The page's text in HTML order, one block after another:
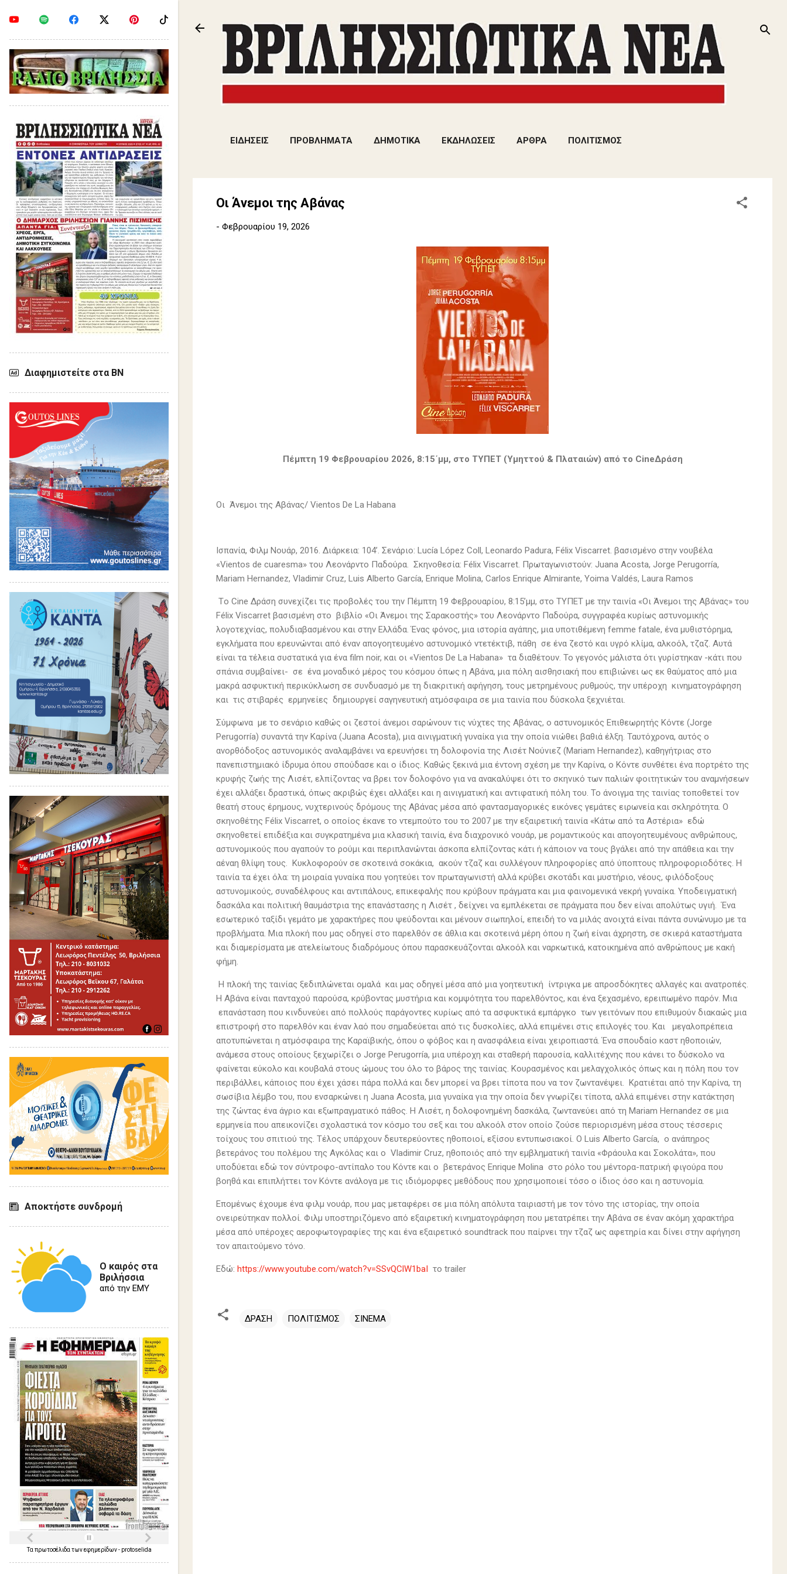
ΕΙΔΗΣΕΙΣ ΠΡΟΒΛΗΜΑΤΑ ΔΗΜΟΤΙΚΑ ΕΚΔΗΛΩΣΕΙΣ ΑΡΘΡΑ ΠΟΛΙΤΙΣΜΟΣ
Οι Άνεμοι της Αβάνας
- Φεβρουαρίου 19, 2026
Πέμπτη 19 Φεβρουαρίου 2026, 8:15΄μμ, στο ΤΥΠΕΤ (Υμηττού & Πλαταιών) από το CineΔράση
Οι Άνεμοι της Αβάνας/ Vientos De La Habana
Ισπανία, Φιλμ Νουάρ, 2016. Διάρκεια: 104’. Σενάριο: Lucía López Coll, Leonardo Padura, Félix Viscarret. βασισμένο στην νουβέλα
«Vientos de cuaresma» του Λεονάρντο Παδούρα. Σκηνοθεσία: Félix Viscarret. Πρωταγωνιστούν: Juana Acosta, Jorge Perugorría,
Mariam Hernandez, Vladimir Cruz, Luis Alberto García, Enrique Molina, Carlos Enrique Almirante, Yoima Valdés, Laura Ramos
Τo Cine Δράση συνεχίζει τις προβολές του την Πέμπτη 19 Φεβρουαρίου, 8:15’μμ, στο ΤΥΠΕΤ με την ταινία «Οι Άνεμοι της Αβάνας» του
Félix Viscarret βασισμένη στο βιβλίο «Οι Άνεμοι της Σαρακοστής» του Λεονάρντο Παδούρα, συγγραφέα κυρίως αστυνομικής
λογοτεχνίας, πολυδιαβασμένου και στην Ελλάδα. Ένας φόνος, μια ιστορία αγάπης, μια υποτιθέμενη femme fatale, ένα μυθιστόρημα,
εγκλήματα που ερευνώνται από έναν απογοητευμένο αστυνομικό ντετέκτιβ, πάθη σε ένα ζεστό και υγρό κλίμα, αλκοόλ, τζαζ. Αυτά
είναι τα τέλεια συστατικά για ένα film noir, και οι «Vientos De La Habana» τα διαθέτουν. Το γεγονός μάλιστα ότι γυρίστηκαν -κάτι που
σπάνια συμβαίνει- σε ένα μοναδικό μέρος του κόσμου όπως η Αβάνα, μια πόλη αισθησιακή που επιβιώνει ως εκ θαύματος από μια
μακρά ασφυκτική περικύκλωση σε συνδυασμό με τη διακριτική αφήγηση, τους μετρημένους ρυθμούς, την υπέροχη κινηματογράφηση
και τις στιβαρές ερμηνείες δημιουργεί σαγηνευτική ατμόσφαιρα σε μια ταινία που δύσκολα ξεχνιέται.
Σύμφωνα με το σενάριο καθώς οι ζεστοί άνεμοι σαρώνουν τις νύχτες της Αβάνας, ο αστυνομικός Επιθεωρητής Κόντε (Jorge
Perugorría) συναντά την Καρίνα (Juana Acosta), μια αινιγματική γυναίκα για την οποία νιώθει βαθιά έλξη. Ταυτόχρονα, αυτός ο
ανορθόδοξος αστυνομικός αναλαμβάνει να ερευνήσει τη δολοφονία της Λισέτ Νούνιεζ (Mariam Hernandez), καθηγήτριας στο
πανεπιστημιακό ίδρυμα όπου σπούδασε και ο ίδιος. Καθώς ξεκινά μια έντονη σχέση με την Καρίνα, ο Κόντε συνθέτει ένα πορτρέτο της
κρυφής ζωής της Λισέτ, ελπίζοντας να βρει τον δολοφόνο για να ανακαλύψει ότι το σκηνικό των παλιών φοιτητικών του αναμνήσεων
έχει αλλάξει δραστικά, όπως ακριβώς έχει αλλάξει και η αινιγματική και αντιφατική πόλη του. Το άνοιγμα της ταινίας τοποθετεί τον
θεατή στους έρημους, νυχτερινούς δρόμους της Αβάνας μέσα από φαντασμαγορικές εικόνες γεμάτες ειρωνεία και σκληρότητα. Ο
σκηνοθέτης Félix Viscarret, ο οποίος έκανε το ντεμπούτο του το 2007 με την εξαιρετική ταινία «Κάτω από τα Αστέρια» εδώ
σκηνοθετεί επιδέξια και συγκρατημένα μια κλασική ταινία, ένα διαχρονικό νουάρ, με ρομαντικούς και απογοητευμένους ανθρώπους,
αστυνομικούς που αγαπούν το ρούμι και περιπλανώνται άσκοπα ελπίζοντας κάτι ή κάποιον να τους βγάλει από την απάθεια και την
αέναη θλίψη τους. Κυκλοφορούν σε σκοτεινά σοκάκια, ακούν τζαζ και συλλέγουν πληροφορίες από ύποπτους πληροφοριοδότες. Η
ταινία τα έχει όλα: τη μοιραία γυναίκα που γοητεύει τον πρωταγωνιστή αλλά κρύβει σκοτάδι και μυστήριο, νέους, φιλόδοξους
αστυνομικούς, συναδέλφους και αντιπάλους, επικεφαλής που κρύβουν πράγματα και μια φαινομενικά νεκρή γυναίκα. Υποδειγματική
δασκάλα και πολιτική θαυμάστρια της επανάστασης η Λισέτ , δείχνει να εμπλέκεται σε πράγματα που δεν είναι απολύτως υγιή. Ένα
εσωτερικό ταξίδι γεμάτο με χαρακτήρες που ψεύδονται και μένουν σιωπηλοί, επειδή το να μιλάς ανοιχτά είναι πάντα συνώνυμο με τα
προβλήματα. Μια πλοκή που μας οδηγεί στο παρελθόν σε άθλια και σκοτεινά μέρη όπου η ζωή είναι άχρηστη, σε σκιερά καταστήματα
και διαμερίσματα με ατελείωτους διαδρόμους όπου παρασκευάζονται αλκοόλ και ναρκωτικά, κατοικημένα από ανθρώπους με κακή
φήμη.
Η πλοκή της ταινίας ξεδιπλώνεται ομαλά και μας οδηγεί μέσα από μια γοητευτική ίντριγκα με απροσδόκητες αλλαγές και ανατροπές.
Η Αβάνα είναι πανταχού παρούσα, κρύβοντας μυστήρια και κομψότητα του παρελθόντος, και ένα ξεχασμένο, ερειπωμένο παρόν. Μια
επανάσταση που κινδυνεύει από πολλούς παράγοντες κυρίως από τα ασφυκτικά εμπάργκο των γειτόνων που επιθυμούν διακαώς μια
επιστροφή στο παρελθόν και έναν λαό που σημαδεύεται από τις δυσκολίες, αλλά επιμένει στις επιλογές του. Και μεγαλοπρέπεια
αποτυπώνεται η ατμόσφαιρα της Καραϊβικής, όπου ο φόβος και η ανασφάλεια είναι χειροπιαστά. Ένα σπουδαίο καστ ηθοποιών,
ανάμεσα στους οποίους ξεχωρίζει ο Jorge Perugorría, μια υπέροχη και σταθερή παρουσία, καλλιτέχνης που κάνει το δύσκολο να
φαίνεται εύκολο και κουβαλά στους ώμους του όλο το βάρος της ταινίας. Κουρασμένος και μελαγχολικός όπως και η πόλη που τον
περιβάλλει, κάποιος που έχει χάσει πάρα πολλά και δεν μπορεί να βρει τίποτα που να τον ζωντανέψει. Κρατιέται από την Καρίνα, τη
σωσίβια λέμβο του, που ενσαρκώνει η Juana Acosta, μια γυναίκα για την οποία δεν γνωρίζει τίποτα, αλλά επιμένει στην κατάκτηση
της ζώντας ένα άγριο και εξωπραγματικό πάθος. Η Λισέτ, η δολοφονημένη δασκάλα, ζωντανεύει από τη Mariam Hernandez σε μια
ερμηνεία που απεικονίζει σχολαστικά τον κόσμο του σεξ και του αλκοόλ στον οποίο ζούσε περιορισμένη μέσα στους τέσσερις
τοίχους του σπιτιού της. Τέλος υπάρχουν δευτερεύοντες ηθοποιοί, εξίσου εντυπωσιακοί. Ο Luis Alberto García, ο ανάπηρος
βετεράνος του πολέμου της Αγκόλας και ο Vladimir Cruz, ηθοποιός από την εμβληματική ταινία «Φράουλα και Σοκολάτα», που
υποδύεται εδώ τον σύντροφο-αντίπαλο του Κόντε και ο βετεράνος Enrique Molina στο ρόλο του μέντορα-πατρική φιγούρα που
βοηθά και επιπλήττει τον Κόντε ανάλογα με τις ιδιόμορφες μεθόδους που χρησιμοποιεί τόσο ο ίδιος όσο και η αστυνομία.
Επομένως έχουμε ένα φιλμ νουάρ, που μας μεταφέρει σε μια πόλη απόλυτα ταιριαστή με τον τόνο της ιστορίας, την οποία
ονειρεύτηκαν πολλοί. Φιλμ υποστηριζόμενο από εξαιρετική κινηματογράφηση που μετατρέπει την Αβάνα σε έναν ακόμη χαρακτήρα
μέσα από υπέροχες αεροφωτογραφίες της και ένα εξαιρετικό soundtrack που παίρνει την τζαζ ως αφετηρία και δίνει στην αφήγηση
τον απαιτούμενο τόνο.
Εδώ: https://www.youtube.com/watch?v=SSvQClW1baI το trailer
ΔΡΑΣΗ ΠΟΛΙΤΙΣΜΟΣ ΣΙΝΕΜΑ
Διαφημιστείτε στα ΒΝ
Αποκτήστε συνδρομή
Ο καιρός στα
Βριλήσσια
από την ΕΜΥ
Τα πρωτοσέλιδα τωνεφημερίδων- protoselida